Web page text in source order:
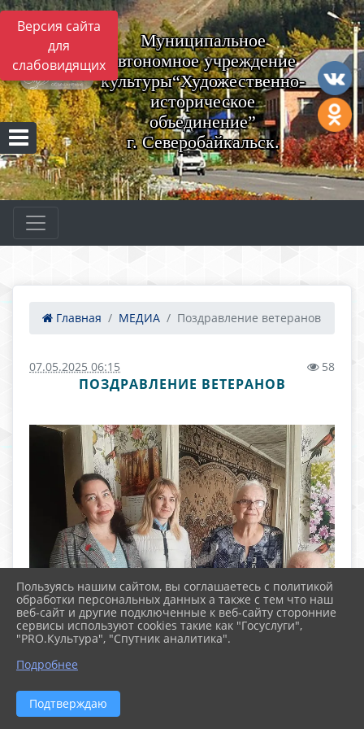
Версия сайта
для
слабовидящих
Муниципальное
автономное учреждение
культуры“Художественно-
историческое
объединение”
г. Северобайкальск.
Главная МЕДИА Поздравление ветеранов
07.05.2025 06:15 58
ПОЗДРАВЛЕНИЕ ВЕТЕРАНОВ
Пользуясь нашим сайтом, вы соглашаетесь с политикой
обработки персональных данных а также с тем что наш
веб-сайт и другие подключенные к веб-сайту сторонние
сервисы используют cookies такие как "Госуслуги",
"PRO.Культура", "Спутник аналитика".
Подробнее
Подтверждаю